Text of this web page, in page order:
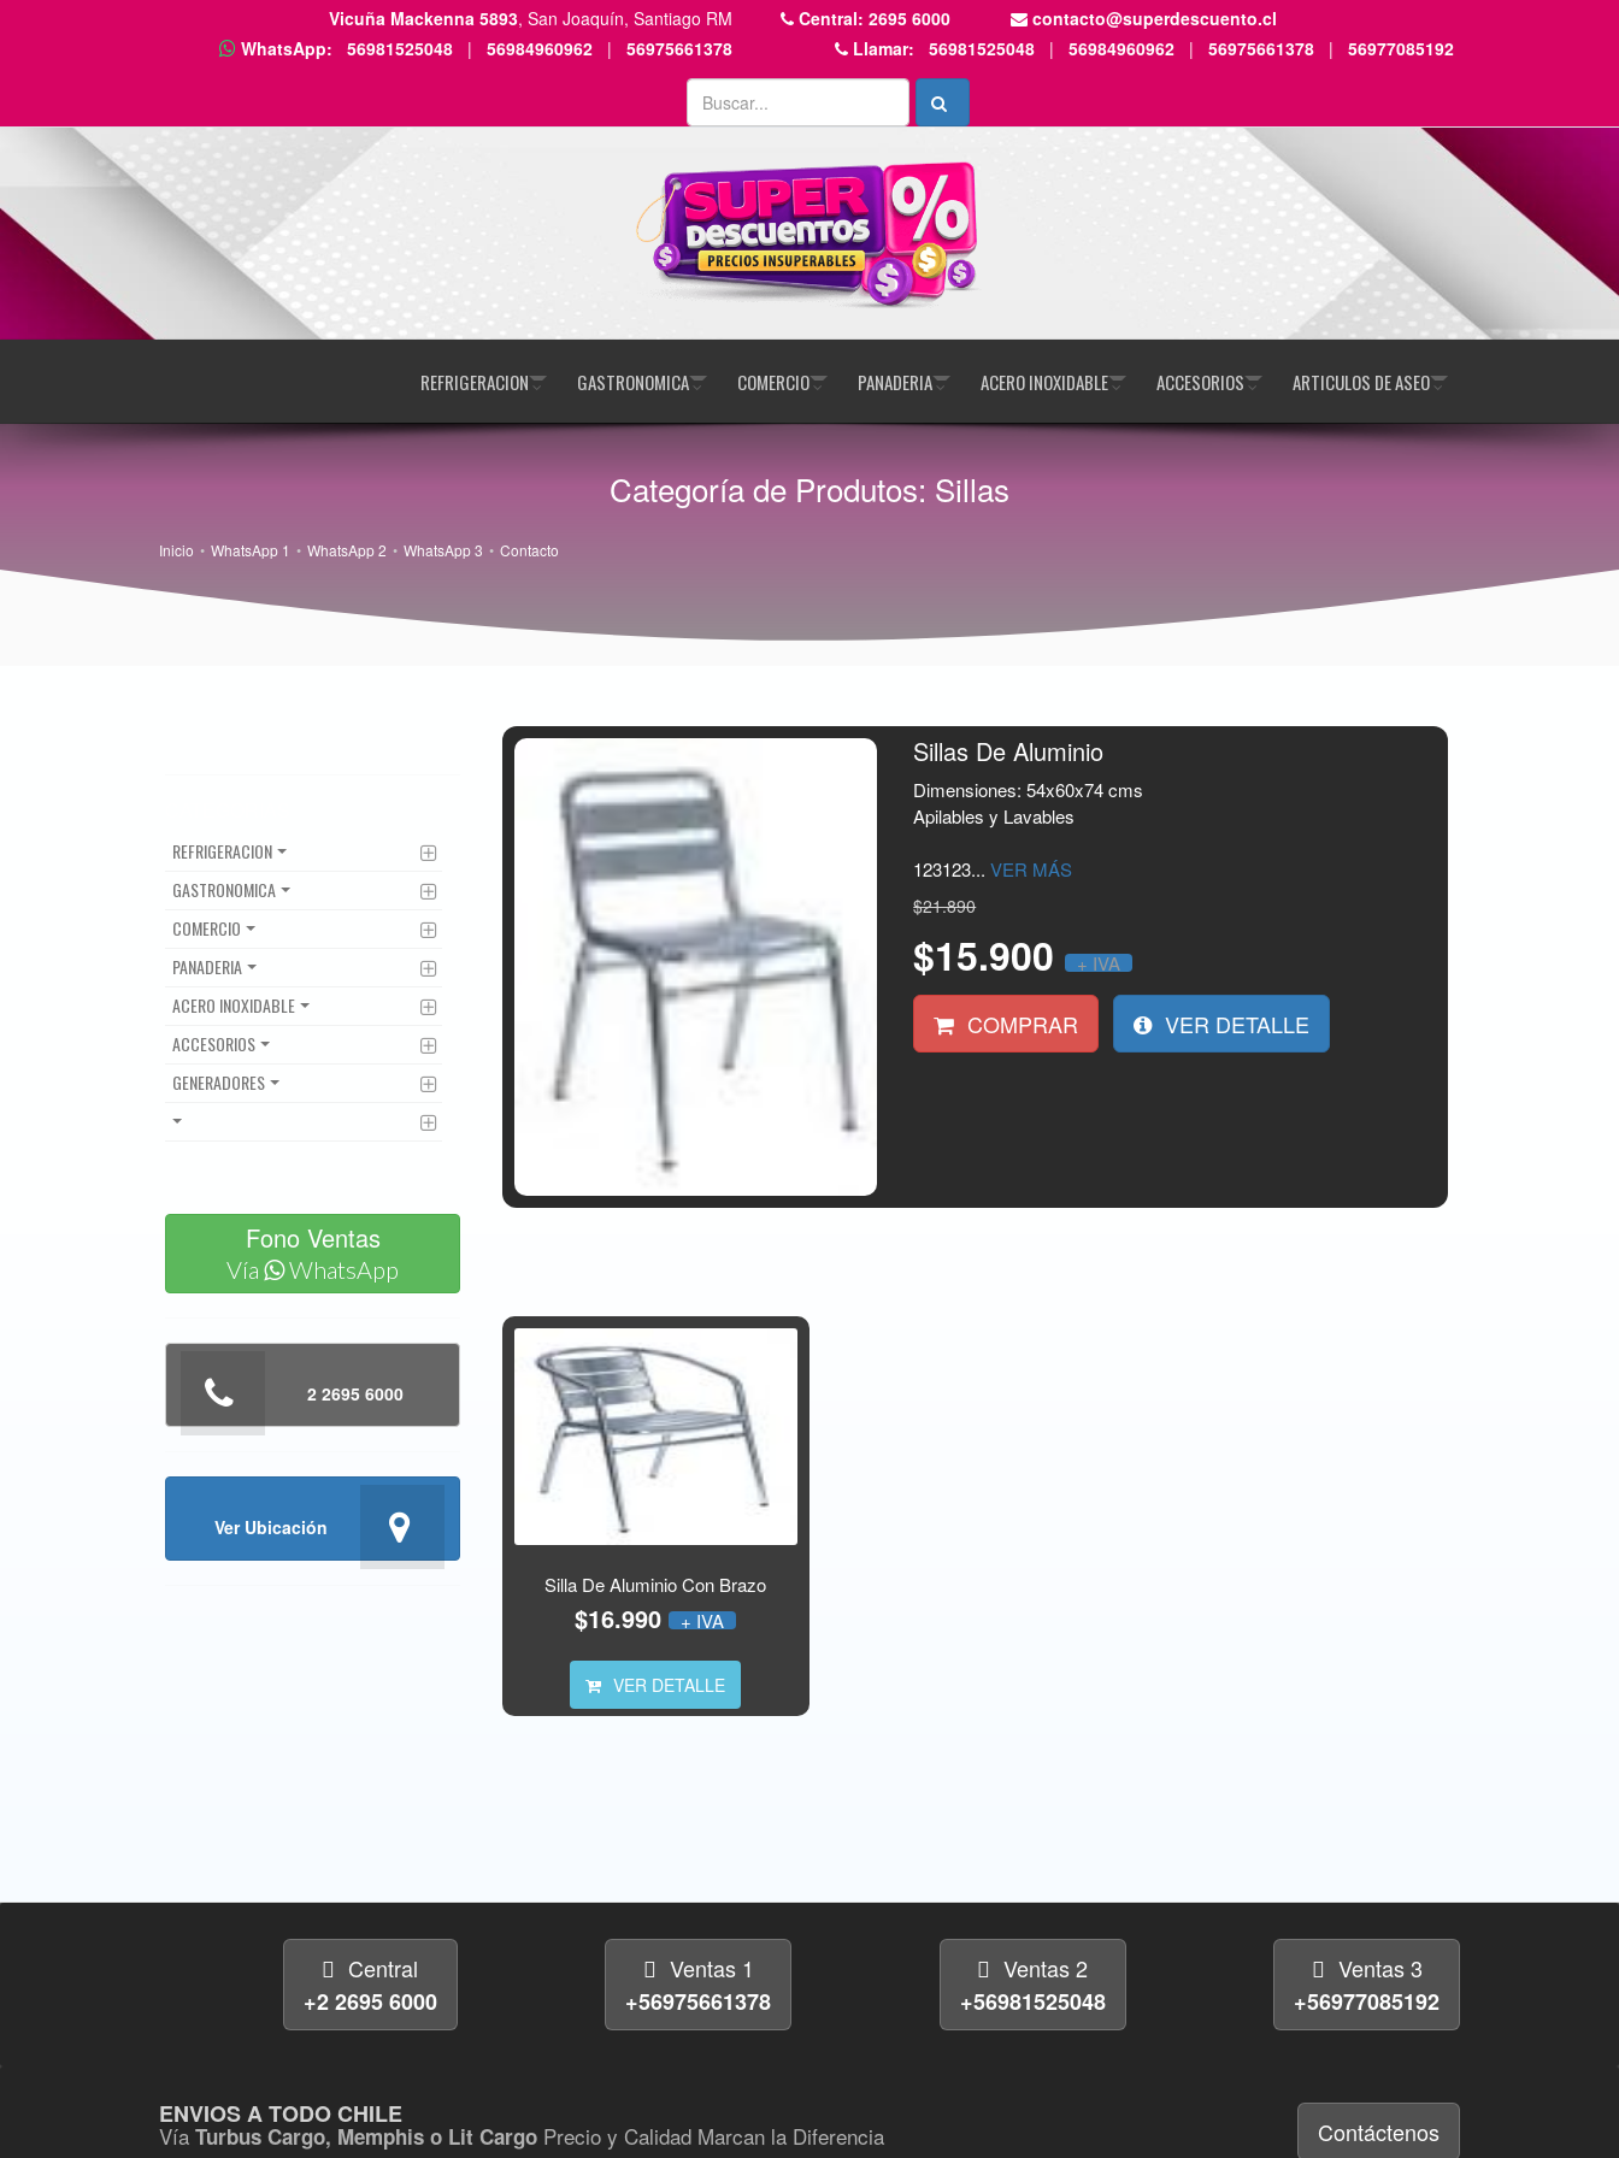
Vicuña Mackenna 5893, San Joaquín, Santiago RM Central: 2695 6000
contacto@superdescuento.cl
WhatsApp:
56981525048 | 56984960962 | 56975661378 Llamar: 56981525048 | 56984960962 | 56975661378 | 56977085192
REFRIGERACION GASTRONOMICA COMERCIO PANADERIA ACERO INOXIDABLE ACCESORIOS ARTICULOS DE ASEO
Categoría de Produtos: Sillas
Inicio WhatsApp 1 WhatsApp 2 WhatsApp 3 Contacto
Sillas De Aluminio
Dimensiones: 54x60x74 cms
Apilables y Lavables
123123...VER MÁS
$21.890
$15.900 + IVA
COMPRAR VER DETALLE
Silla De Aluminio Con Brazo
$16.990 + IVA
VER DETALLE
REFRIGERACION
GASTRONOMICA
COMERCIO
PANADERIA
ACERO INOXIDABLE
ACCESORIOS
GENERADORES
Fono Ventas
Vía WhatsApp
2 2695 6000
Ver Ubicación
Central
+2 2695 6000
Ventas 1
+56975661378
Ventas 2
+56981525048
Ventas 3
+56977085192
ENVIOS A TODO CHILE
Vía Turbus Cargo, Memphis o Lit Cargo Precio y Calidad Marcan la Diferencia Contáctenos